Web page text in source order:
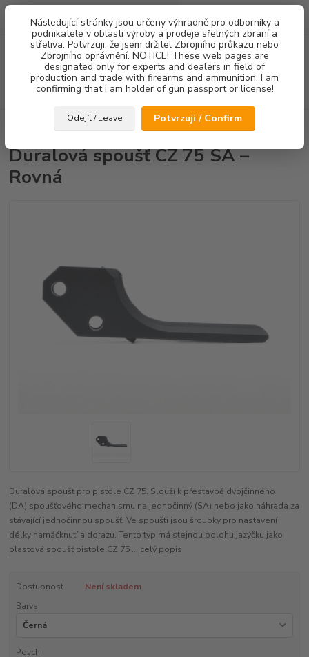
Následující stránky jsou určeny výhradně pro odborníky a
podnikatele v oblasti výroby a prodeje sřelných zbraní a
střeliva. Potvrzuji, že jsem držitel Zbrojního průkazu nebo
Zbrojního oprávnění. NOTICE! These web pages are
designated only for experts and dealers in field of
production and trade with firearms and ammunition. I am
confirming that i am holder of gun passport or license!
Odejít / Leave Potvrzuji / Confirm
Menu
Hledat
za0,00 Kč
Duralová spoušť CZ 75 SA – Rovná
Duralová spoušť CZ 75 SA –
Rovná
Duralová spoušť pro pistole CZ 75. Slouží k přestavbě dvojčinného
(DA) spoušťového mechanismu na jednočinný (SA) nebo jako náhrada za
stávající jednočinnou spoušť. Ve spoušti jsou šroubky pro nastavení
délky namáčknutí a dorazu. Tento typ má stejnou polohu jazýčku jako
plastová spoušť pistole CZ 75 ... celý popis
Dostupnost
Není skladem
Barva
Povch